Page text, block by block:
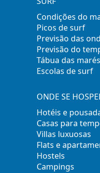
Condições do
Picos de surf
Previsão das
Previsão do
Tábua das marés
Escolas de surf
ONDE SE
Hotéis e
Casas para
Villas luxuosas
Flats e
Hostels
Campings